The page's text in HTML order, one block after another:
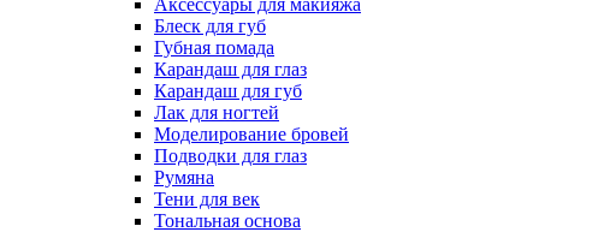
Аксессуары для макияжа
Блеск для губ
Губная помада
Карандаш для глаз
Карандаш для губ
Лак для ногтей
Моделирование бровей
Подводки для глаз
Румяна
Тени для век
Тональная основа